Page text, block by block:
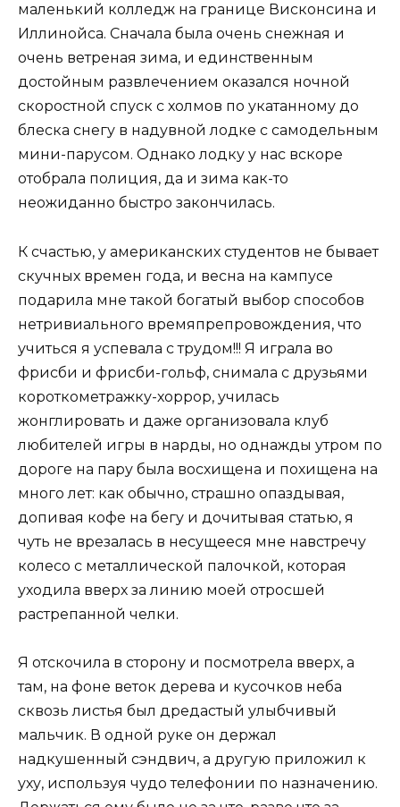
маленький колледж на границе Висконсина и
Иллинойса. Сначала была очень снежная и
очень ветреная зима, и единственным
достойным развлечением оказался ночной
скоростной спуск с холмов по укатанному до
блеска снегу в надувной лодке с самодельным
мини-парусом. Однако лодку у нас вскоре
отобрала полиция, да и зима как-то
неожиданно быстро закончилась.
К счастью, у американских студентов не бывает
скучных времен года, и весна на кампусе
подарила мне такой богатый выбор способов
нетривиального времяпрепровождения, что
учиться я успевала с трудом!!! Я играла во
фрисби и фрисби-гольф, снимала с друзьями
короткометражку-хоррор, училась
жонглировать и даже организовала клуб
любителей игры в нарды, но однажды утром по
дороге на пару была восхищена и похищена на
много лет: как обычно, страшно опаздывая,
допивая кофе на бегу и дочитывая статью, я
чуть не врезалась в несущееся мне навстречу
колесо с металлической палочкой, которая
уходила вверх за линию моей отросшей
растрепанной челки.
Я отскочила в сторону и посмотрела вверх, а
там, на фоне веток дерева и кусочков неба
сквозь листья был дредастый улыбчивый
мальчик. В одной руке он держал
надкушенный сэндвич, а другую приложил к
уху, используя чудо телефонии по назначению.